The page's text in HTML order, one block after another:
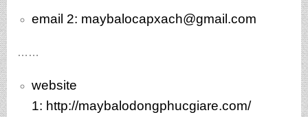
email 2: maybalocapxach@gmail.com
……
website
1: http://maybalodongphucgiare.com/